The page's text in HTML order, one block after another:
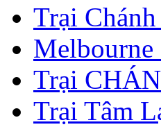
Trại
Melbourne
Trại
Trại Tâm